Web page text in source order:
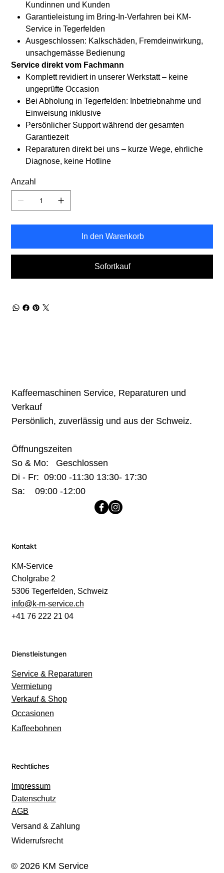
Kundinnen und Kunden
Garantieleistung im Bring-In-Verfahren bei KM-
Service in Tegerfelden
Ausgeschlossen: Kalkschäden, Fremdeinwirkung,
unsachgemässe Bedienung
Service direkt vom Fachmann
Komplett revidiert in unserer Werkstatt – keine
ungeprüfte Occasion
Bei Abholung in Tegerfelden: Inbetriebnahme und
Einweisung inklusive
Persönlicher Support während der gesamten
Garantiezeit
Reparaturen direkt bei uns – kurze Wege, ehrliche
Diagnose, keine Hotline
Anzahl
In den Warenkorb
Sofortkauf
Kaffeemaschinen Service, Reparaturen und
Verkauf
Persönlich, zuverlässig und aus der Schweiz.
Öffnungszeiten
So & Mo: Geschlossen
Di - Fr: 09:00 -11:30 13:30- 17:30
Sa: 09:00 -12:00
Kontakt
KM-Service
Cholgrabe 2
5306 Tegerfelden, Schweiz
info@k-m-service.ch
+41 76 222 21 04
Dienstleistungen
Service & Reparaturen
Vermietung
Verkauf & Shop
Occasionen
Kaffeebohnen
Rechtliches
Impressum
Datenschutz
AGB
Versand & Zahlung
Widerrufsrecht
© 2026 KM Service